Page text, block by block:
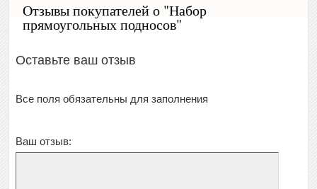
Отзывы покупателей о "Набор
прямоугольных подносов"
Оставьте ваш отзыв
Все поля обязательны для заполнения
Ваш отзыв: